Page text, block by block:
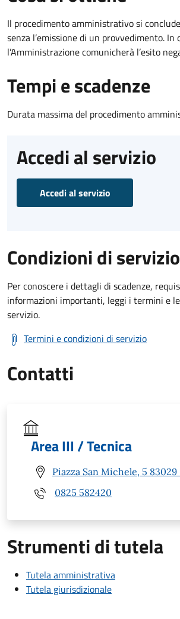
Il procedimento amministrativo si
senza l’emissione di un provvedimento. In
l’Amministrazione comunicherà l’esito
Tempi e scadenze
Durata massima del procedimento
Accedi al servizio
Accedi al servizio
Condizioni di servizio
Per conoscere i dettagli di scadenze,
informazioni importanti, leggi i termini e
servizio.
Termini e condizioni di servizio
Contatti
Area III / Tecnica
Piazza San Michele, 5 83029
0825 582420
Strumenti di tutela
Tutela amministrativa
Tutela giurisdizionale